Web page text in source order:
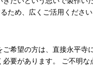
ため、広くご活用くださ
ご希望の方は、直接永平寺
要があります。 ご不明な